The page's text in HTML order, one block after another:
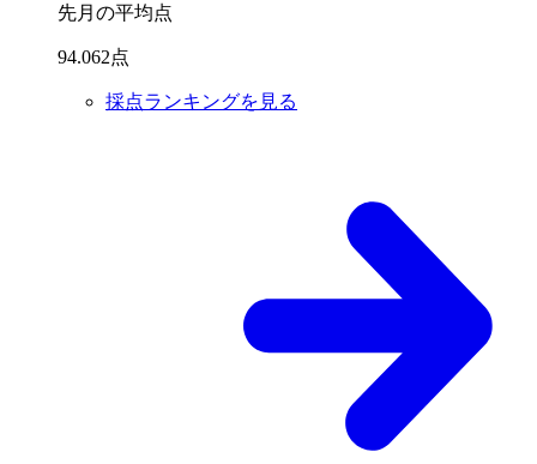
先月の平均点
94.062点
採点ランキングを見る